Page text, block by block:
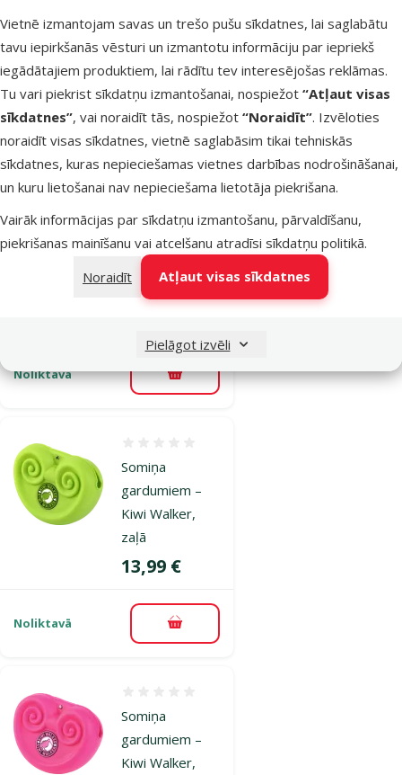
Vietnē izmantojam savas un trešo pušu sīkdatnes, lai saglabātu
tavu iepirkšanās vēsturi un izmantotu informāciju par iepriekš
iegādātajiem produktiem, lai rādītu tev interesējošas reklāmas.
Tu vari piekrist sīkdatņu izmantošanai, nospiežot “Atļaut visas
sīkdatnes”, vai noraidīt tās, nospiežot “Noraidīt”. Izvēloties
noraidīt visas sīkdatnes, vietnē saglabāsim tikai tehniskās
sīkdatnes, kuras nepieciešamas vietnes darbības nodrošināšanai,
un kuru lietošanai nav nepieciešama lietotāja piekrišana.
Vairāk informācijas par sīkdatņu izmantošanu, pārvaldīšanu,
piekrišanas mainīšanu vai atcelšanu atradīsi sīkdatņu politikā.
Noraidīt
Atļaut visas sīkdatnes
Pielāgot izvēli
Cena
17,99 €
Noliktavā Pievienot grozam
Somiņa
gardumiem –
Kiwi Walker,
oranžā
Atsauksmes 0%
Noliktavā Pievienot grozam
Somiņa
gardumiem –
Kiwi Walker,
zaļā
Cena
13,99 €
Noliktavā Pievienot grozam
Somiņa
gardumiem –
Kiwi Walker,